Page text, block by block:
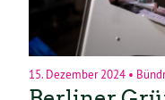
15. Dezember 2024 •